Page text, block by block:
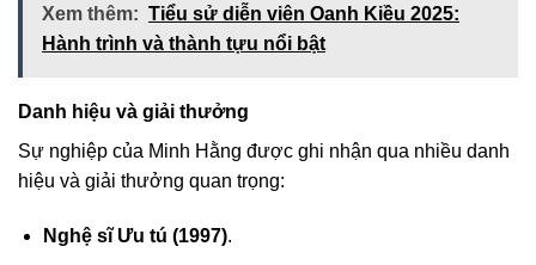
Xem thêm: Tiểu sử diễn viên Oanh Kiều 2025:
Hành trình và thành tựu nổi bật
Danh hiệu và giải thưởng
Sự nghiệp của Minh Hằng được ghi nhận qua nhiều danh
hiệu và giải thưởng quan trọng:
Nghệ sĩ Ưu tú (1997).